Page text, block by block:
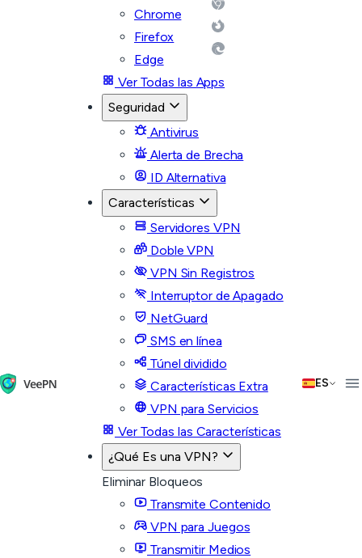
Chrome
Firefox
Edge
Ver Todas las Apps
Seguridad
Antivirus
Alerta de Brecha
ID Alternativa
Características
Servidores VPN
Doble VPN
VPN Sin Registros
Interruptor de Apagado
NetGuard
SMS en línea
Túnel dividido
Características Extra
VPN para Servicios
Ver Todas las Características
¿Qué Es una VPN?
Eliminar Bloqueos
Transmite Contenido
VPN para Juegos
Transmitir Medios
ES